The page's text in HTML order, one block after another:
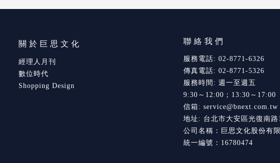
關於巨思文化
經理人月刊
數位時代
Shopping Design
聯絡我們
服務電話: 02-8771-6326
傳真電話: 02-8771-5326
服務時間: 週一至週五
9:30～12:00；13:30～17:00
信箱: service@bnext.com.tw
地址: 台北市大安區光復南路
公司名稱：巨思文化股份有
統一編號：16780474